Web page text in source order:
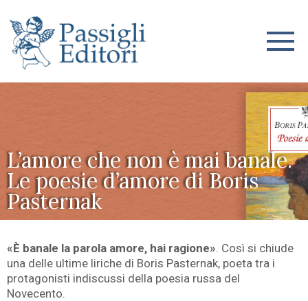
L’amore che non è mai banale.
Le poesie d’amore di Boris
Pasternak
«È banale la parola amore, hai ragione» . Così si chiude
una delle ultime liriche di Boris Pasternak, poeta tra i
protagonisti indiscussi della poesia russa del
Novecento.